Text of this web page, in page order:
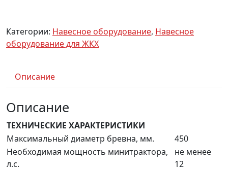
Категории: Навесное оборудование, Навесное
оборудование для ЖКХ
Описание
Описание
ТЕХНИЧЕСКИЕ ХАРАКТЕРИСТИКИ
Максимальный диаметр бревна, мм.
450
Необходимая мощность минитрактора,
л.с.
не менее
12